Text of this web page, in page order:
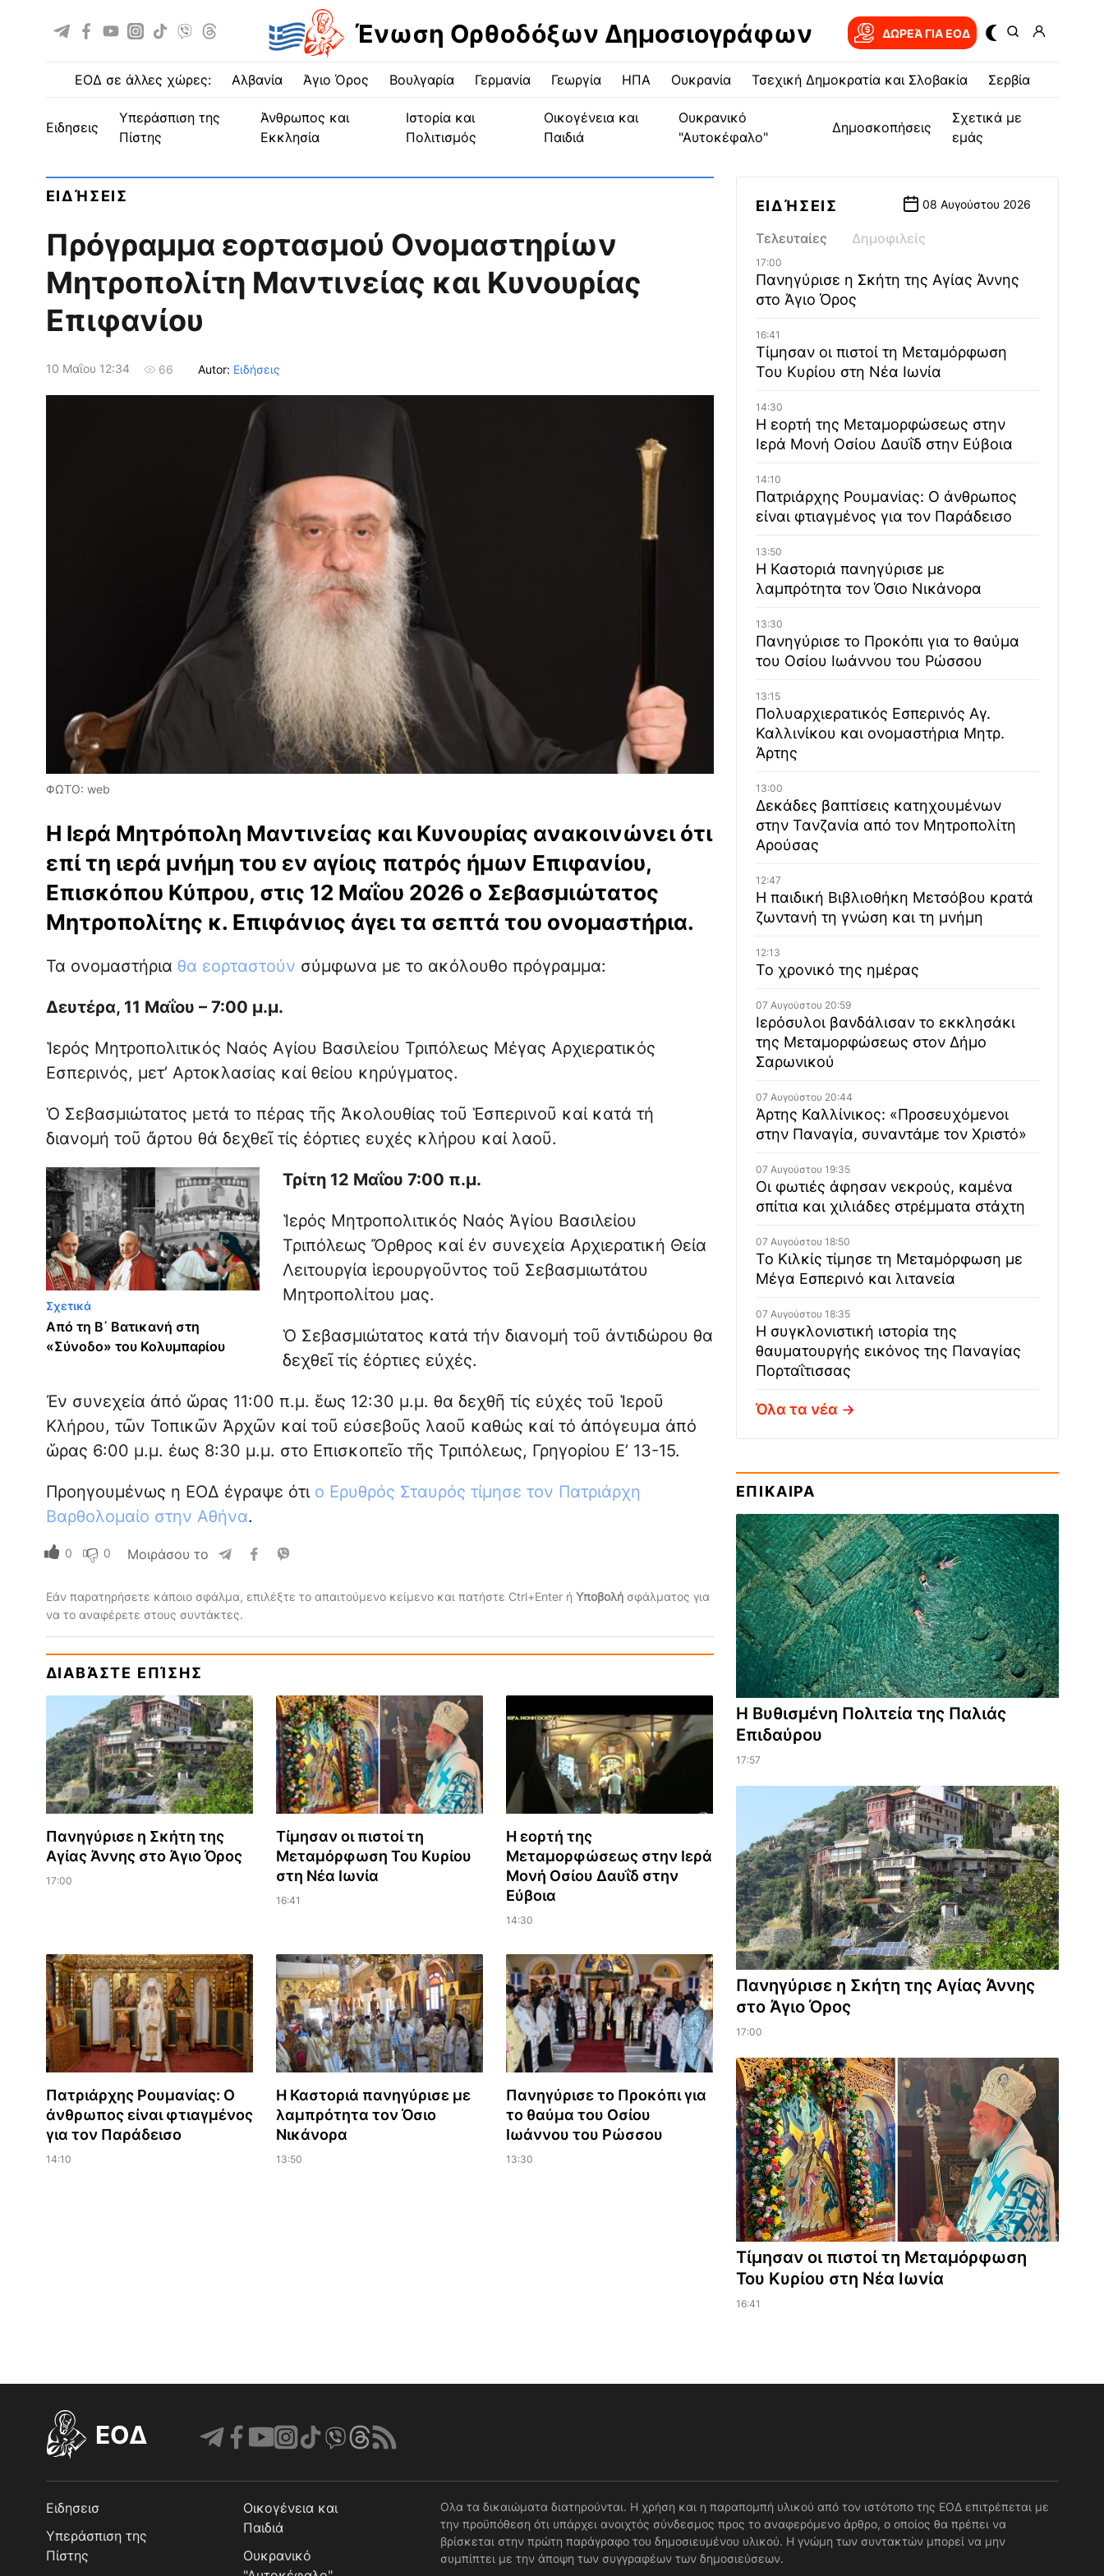
Ένωση Ορθοδόξων Δημοσιογράφων ΔΩΡΕΆ ΓΙΑ EOΔ
ΕΟΔ σε άλλες χώρες: Αλβανία Άγιο Όρος Βουλγαρία Γερμανία Γεωργία ΗΠΑ Ουκρανία Τσεχική Δημοκρατία και Σλοβακία Σερβία
ειδησεις
Υπεράσπιση της
Πίστης
Άνθρωπος και
Εκκλησία
Ιστορία και
Πολιτισμός
Οικογένεια και
Παιδιά
Ουκρανικό
"Αυτοκέφαλο"
Δημοσκοπήσεις
Σχετικά με
εμάς
ΕΙΔΉΣΕΙΣ
Πρόγραμμα εορτασμού Ονομαστηρίων
Μητροπολίτη Μαντινείας και Κυνουρίας
Επιφανίου
10 Μαΐου 12:34 66 Autor: Ειδήσεις
ΦΩΤΟ: web
Η Ιερά Μητρόπολη Μαντινείας και Κυνουρίας ανακοινώνει ότι
επί τη ιερά μνήμη του εν αγίοις πατρός ήμων Επιφανίου,
Επισκόπου Κύπρου, στις 12 Μαΐου 2026 ο Σεβασμιώτατος
Μητροπολίτης κ. Επιφάνιος άγει τα σεπτά του ονομαστήρια.
Τα ονομαστήρια θα εορταστούν σύμφωνα με το ακόλουθο πρόγραμμα:
Δευτέρα, 11 Μαΐου – 7:00 μ.μ.
Ἱερός Μητροπολιτικός Ναός Αγίου Βασιλείου Τριπόλεως Μέγας Αρχιερατικός
Εσπερινός, μετ’ Αρτοκλασίας καί θείου κηρύγματος.
Ὁ Σεβασμιώτατος μετά το πέρας τῆς Ἀκολουθίας τοῦ Ἑσπερινοῦ καί κατά τή
διανομή τοῦ ἄρτου θά δεχθεῖ τίς ἐόρτιες ευχές κλήρου καί λαοῦ.
Σχετικά
Από τη Β΄ Βατικανή στη
«Σύνοδο» του Κολυμπαρίου
Τρίτη 12 Μαΐου 7:00 π.μ.
Ἱερός Μητροπολιτικός Ναός Ἁγίου Βασιλείου
Τριπόλεως Ὄρθρος καί ἐν συνεχεία Αρχιερατική Θεία
Λειτουργία ἱερουργοῦντος τοῦ Σεβασμιωτάτου
Μητροπολίτου μας.
Ὁ Σεβασμιώτατος κατά τήν διανομή τοῦ ἀντιδώρου θα
δεχθεῖ τίς ἐόρτιες εὐχές.
Ἐν συνεχεία ἀπό ὥρας 11:00 π.μ. ἕως 12:30 μ.μ. θα δεχθῆ τίς εὐχές τοῦ Ἱεροῦ
Κλήρου, τῶν Τοπικῶν Ἀρχῶν καί τοῦ εὐσεβοῦς λαοῦ καθώς καί τό ἀπόγευμα ἀπό
ὥρας 6:00 μ.μ. έως 8:30 μ.μ. στο Επισκοπεῖο τῆς Τριπόλεως, Γρηγορίου Ε’ 13-15.
Προηγουμένως η ΕΟΔ έγραψε ότι ο Ερυθρός Σταυρός τίμησε τον Πατριάρχη
Βαρθολομαίο στην Αθήνα.
0 0 Μοιράσου το
Εάν παρατηρήσετε κάποιο σφάλμα, επιλέξτε το απαιτούμενο κείμενο και πατήστε Ctrl+Enter ή Υποβολήσφάλματος για
να το αναφέρετε στους συντάκτες.
ΔΙΑΒΆΣΤΕ ΕΠΊΣΗΣ
Πανηγύρισε η Σκήτη της
Αγίας Άννης στο Άγιο Όρος
17:00
Τίμησαν οι πιστοί τη
Μεταμόρφωση Του Κυρίου
στη Νέα Ιωνία
16:41
Η εορτή της
Μεταμορφώσεως στην Ιερά
Μονή Οσίου Δαυΐδ στην
Εύβοια
14:30
Πατριάρχης Ρουμανίας: Ο
άνθρωπος είναι φτιαγμένος
για τον Παράδεισο
14:10
Η Καστοριά πανηγύρισε με
λαμπρότητα τον Όσιο
Νικάνορα
13:50
Πανηγύρισε το Προκόπι για
το θαύμα του Οσίου
Ιωάννου του Ρώσσου
13:30
ΕΙΔΉΣΕΙΣ 08 Αυγούστου 2026
Τελευταίες Δημοφιλείς
17:00
Πανηγύρισε η Σκήτη της Αγίας Άννης
στο Άγιο Όρος
16:41
Τίμησαν οι πιστοί τη Μεταμόρφωση
Του Κυρίου στη Νέα Ιωνία
14:30
Η εορτή της Μεταμορφώσεως στην
Ιερά Μονή Οσίου Δαυΐδ στην Εύβοια
14:10
Πατριάρχης Ρουμανίας: Ο άνθρωπος
είναι φτιαγμένος για τον Παράδεισο
13:50
Η Καστοριά πανηγύρισε με
λαμπρότητα τον Όσιο Νικάνορα
13:30
Πανηγύρισε το Προκόπι για το θαύμα
του Οσίου Ιωάννου του Ρώσσου
13:15
Πολυαρχιερατικός Εσπερινός Αγ.
Καλλινίκου και ονομαστήρια Μητρ.
Άρτης
13:00
Δεκάδες βαπτίσεις κατηχουμένων
στην Τανζανία από τον Μητροπολίτη
Αρούσας
12:47
Η παιδική Βιβλιοθήκη Μετσόβου κρατά
ζωντανή τη γνώση και τη μνήμη
12:13
Το χρονικό της ημέρας
07 Αυγούστου 20:59
Ιερόσυλοι βανδάλισαν το εκκλησάκι
της Μεταμορφώσεως στον Δήμο
Σαρωνικού
07 Αυγούστου 20:44
Άρτης Καλλίνικος: «Προσευχόμενοι
στην Παναγία, συναντάμε τον Χριστό»
07 Αυγούστου 19:35
Οι φωτιές άφησαν νεκρούς, καμένα
σπίτια και χιλιάδες στρέμματα στάχτη
07 Αυγούστου 18:50
Το Κιλκίς τίμησε τη Μεταμόρφωση με
Μέγα Εσπερινό και λιτανεία
07 Αυγούστου 18:35
Η συγκλονιστική ιστορία της
θαυματουργής εικόνος της Παναγίας
Πορταΐτισσας
Όλα τα νέα
ΕΠΙΚΑΙΡΑ
Η Βυθισμένη Πολιτεία της Παλιάς
Επιδαύρου
17:57
Πανηγύρισε η Σκήτη της Αγίας Άννης
στο Άγιο Όρος
17:00
Τίμησαν οι πιστοί τη Μεταμόρφωση
Του Κυρίου στη Νέα Ιωνία
16:41
EOΔ
Ειδησεισ
Υπεράσπιση της
Πίστης
Οικογένεια και
Παιδιά
Ουκρανικό
Ολα τα δικαιώματα διατηρούνται. Η χρήση και η παραπομπή υλικού από τον ιστότοπο της ΕΟΔ επιτρέπεται με
την προϋπόθεση ότι υπάρχει ανοιχτός σύνδεσμος προς το αναφερόμενο άρθρο, ο οποίος θα πρέπει να
βρίσκεται στην πρώτη παράγραφο του δημοσιευμένου υλικού. Η γνώμη των συντακτών μπορεί να μην
συμπίπτει με την άποψη των συγγραφέων των δημοσιεύσεων.